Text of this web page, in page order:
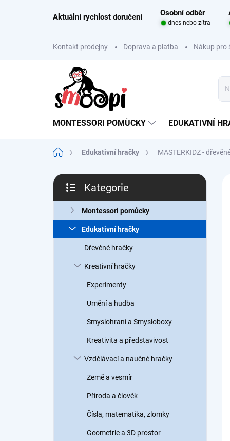
Aktuální rychlost doručení Osobní odběr
dnes nebo zítra
Kontakt prodejny Doprava a platba Nákup pro
MONTESSORI POMŮCKY EDUKATIVNÍ
Domů Edukativní hračky MASTERKIDZ -
P
s
r
a
kategorie
Kategorie
Montessori pomůcky
Edukativní hračky
Dřevěné hračky
Kreativní hračky
Experimenty
Umění a hudba
Smyslohraní a Smysloboxy
Kreativita a představivost
Vzdělávací a naučné hračky
Země a vesmír
Příroda a člověk
Čísla, matematika, zlomky
Geometrie a 3D prostor